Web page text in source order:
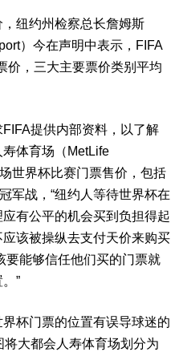
纽约州检察总长詹姆斯
）今在声明中表示，FIFA
价，三大主要票价类别平均
提供内部资料，以了解
体育场（MetLife
世界杯比赛门票售价，包括
军战，“纽约人等待世界杯在
有公平的机会买到负担得起
该被操纵去支付天价来购买
要能够信任他们买的门票就
”
杯门票的位置有误导球迷的
大都会人寿体育场划分为